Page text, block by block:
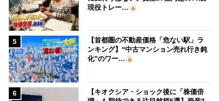
現役トレー…
5
【首都圏の不動産価格「危ない駅」ラ
ンキング】“中古マンション売れ行き鈍
化”のワー…
6
【キオクシア・ショック後に「株価倍